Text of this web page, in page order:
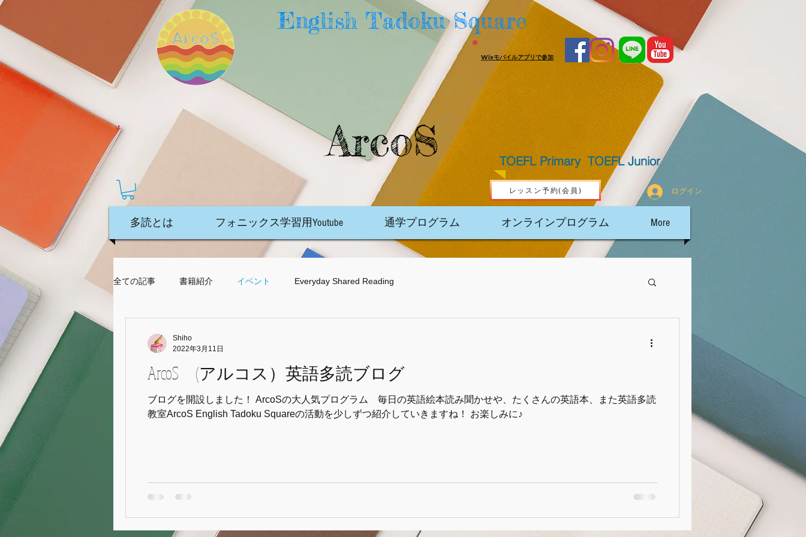
English Tadoku Square
Wixモバイルアプリで参加
ArcoS TOEFL Primary TOEFL Junior
ログイン
レッスン予約(会員)
多読とは フォニックス学習用Youtube 通学プログラム オンラインプログラム More
全ての記事 書籍紹介 イベント Everyday Shared Reading
ArcoS (アルコス）英語多読ブログ
ブログを開設しました！ ArcoSの大人気プログラム 毎日の英語絵本読み聞かせや、たくさんの英語本、また英語多読
教室ArcoS English Tadoku Squareの活動を少しずつ紹介していきますね！ お楽しみに♪
Shiho
2022年3月11日